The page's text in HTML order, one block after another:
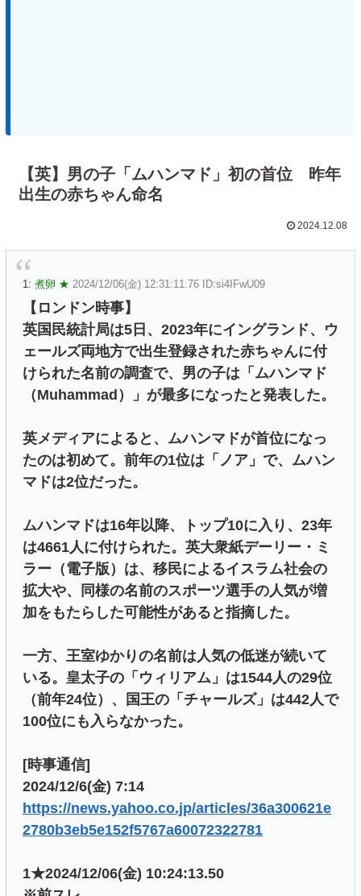
【英】男の子「ムハンマド」初の首位 昨年
出生の赤ちゃん命名
2024.12.08
1: 煮卵 ★ 2024/12/06(金) 12:31:11.76 ID:si4IFwU09
【ロンドン時事】
英国民統計局は5日、2023年にイングランド、ウ
ェールズ両地方で出生登録された赤ちゃんに付
けられた名前の調査で、男の子は「ムハンマド
（Muhammad）」が最多になったと発表した。
英メディアによると、ムハンマドが首位になっ
たのは初めて。前年の1位は「ノア」で、ムハン
マドは2位だった。
ムハンマドは16年以降、トップ10に入り、23年
は4661人に付けられた。英大衆紙デーリー・ミ
ラー（電子版）は、移民によるイスラム社会の
拡大や、同様の名前のスポーツ選手の人気が増
加をもたらした可能性があると指摘した。
一方、王室ゆかりの名前は人気の低迷が続いて
いる。皇太子の「ウィリアム」は1544人の29位
（前年24位）、国王の「チャールズ」は442人で
100位にも入らなかった。
[時事通信]
2024/12/6(金) 7:14
https://news.yahoo.co.jp/articles/36a300621e
2780b3eb5e152f5767a60072322781
1★2024/12/06(金) 10:24:13.50